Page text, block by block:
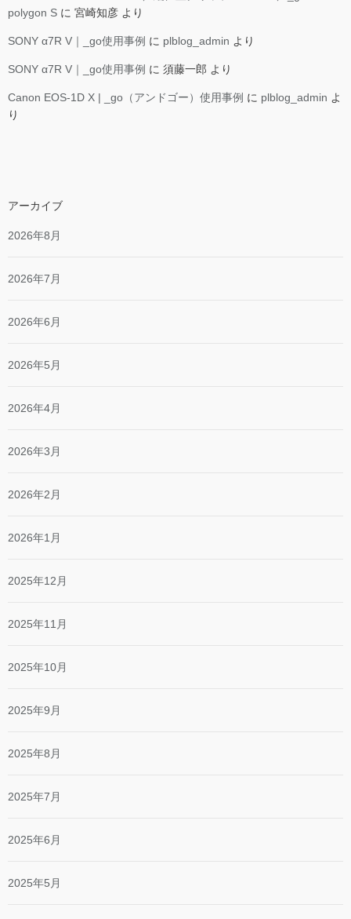
polygon S に 宮崎知彦 より
SONY α7R V｜_go使用事例 に plblog_admin より
SONY α7R V｜_go使用事例 に 須藤一郎 より
Canon EOS-1D X | _go（アンドゴー）使用事例 に plblog_admin よ
り
アーカイブ
2026年8月
2026年7月
2026年6月
2026年5月
2026年4月
2026年3月
2026年2月
2026年1月
2025年12月
2025年11月
2025年10月
2025年9月
2025年8月
2025年7月
2025年6月
2025年5月